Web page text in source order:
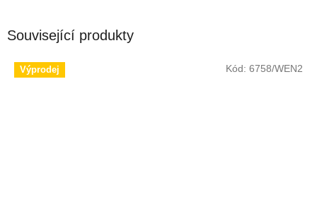
Související produkty
Výprodej Kód: 6758/WEN2